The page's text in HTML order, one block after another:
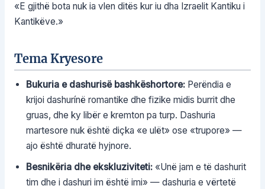
«E gjithë bota nuk ia vlen ditës kur iu dha Izraelit Kantiku i
Kantikëve.»
Tema Kryesore
Bukuria e dashurisë bashkëshortore:Perëndia e
krijoi dashurínë romantike dhe fizike midis burrit dhe
gruas, dhe ky libër e kremton pa turp. Dashuria
martesore nuk është diçka «e ulët» ose «trupore» —
ajo është dhuratë hyjnore.
Besnikëria dhe ekskluziviteti:«Unë jam e të dashurit
tim dhe i dashuri im është imi» — dashuria e vërtetë